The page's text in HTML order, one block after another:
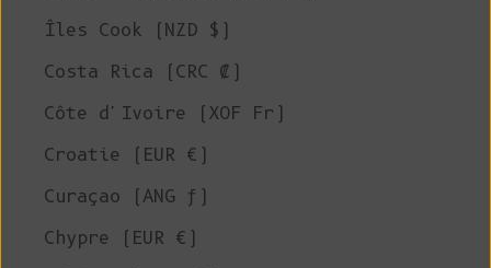
Îles Cook (NZD $)
Costa Rica (CRC ₡)
Côte d'Ivoire (XOF Fr)
Croatie (EUR €)
Curaçao (ANG ƒ)
Chypre (EUR €)